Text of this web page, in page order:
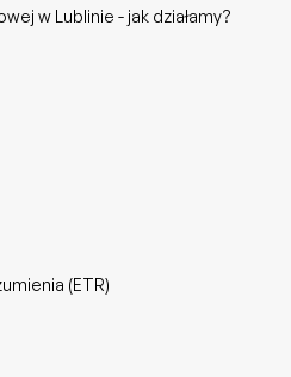
w Lublinie - jak działamy?
(ETR)